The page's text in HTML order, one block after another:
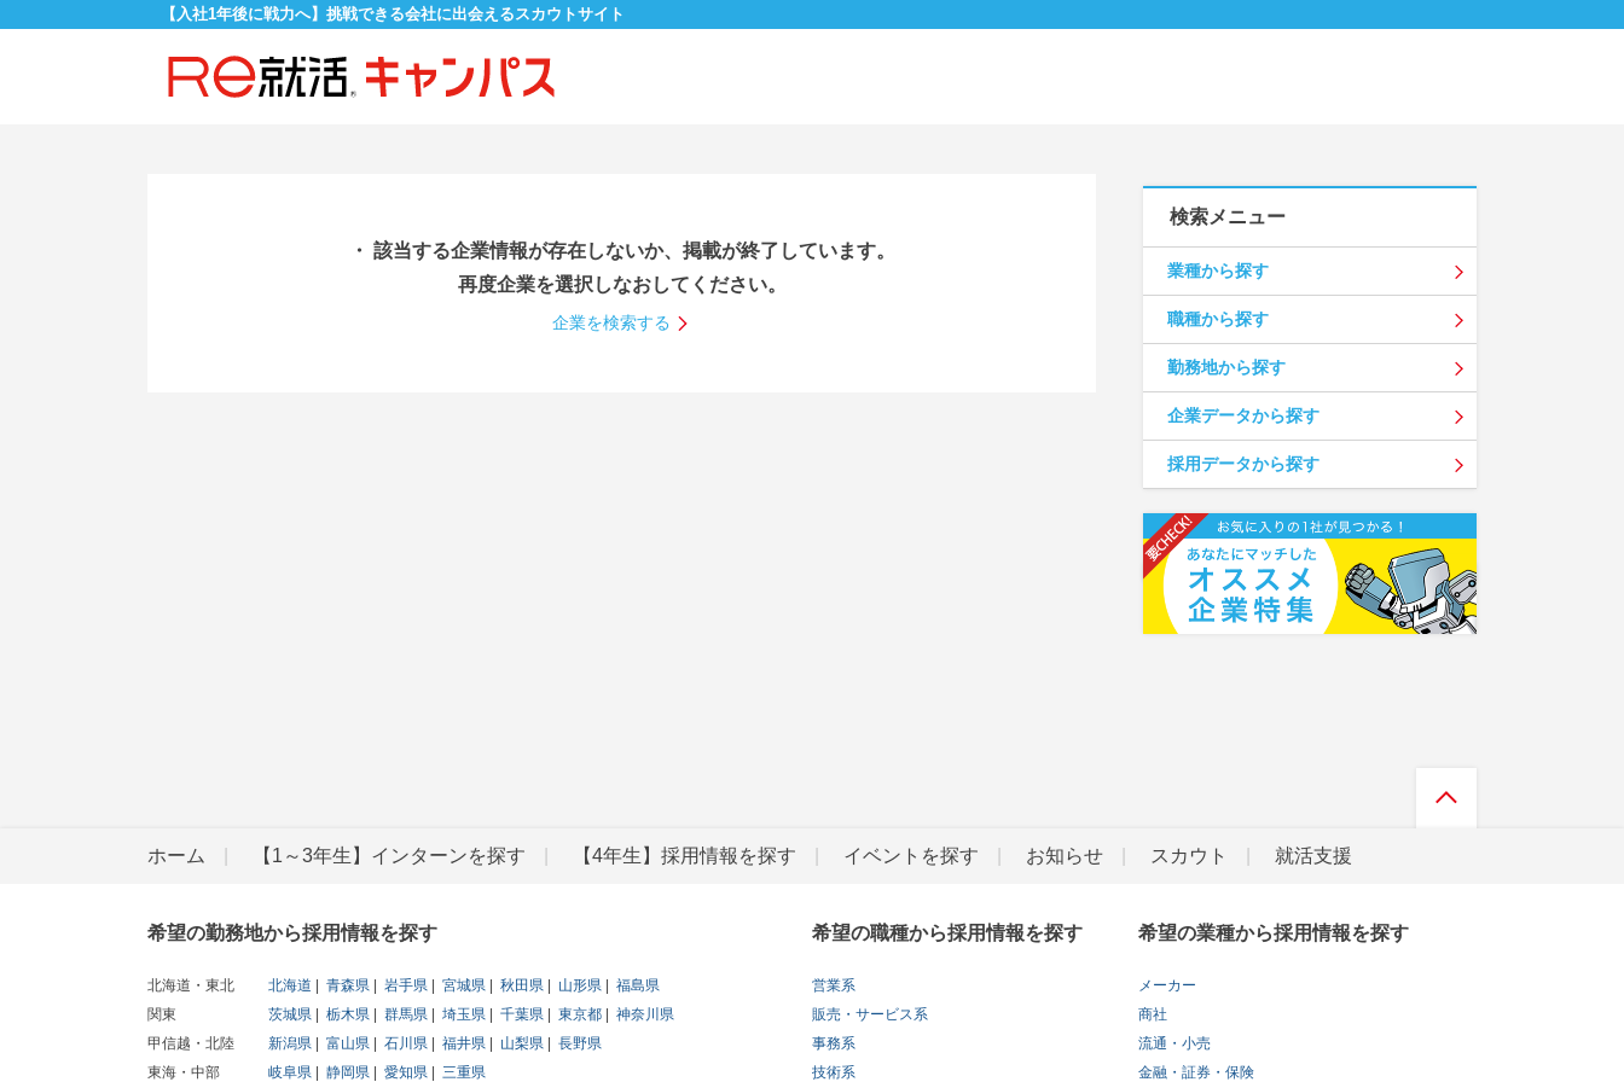
【入社1年後に戦力へ】挑戦できる会社に出会えるスカウトサイト
・ 該当する企業情報が存在しないか、掲載が終了しています。
再度企業を選択しなおしてください。
企業を検索する
検索メニュー
業種から探す
職種から探す
勤務地から探す
企業データから探す
採用データから探す
ホーム 【1～3年生】インターンを探す 【4年生】採用情報を探す イベントを探す お知らせ スカウト 就活支援
希望の勤務地から採用情報を探す
北海道・東北 北海道 青森県 岩手県 宮城県 秋田県 山形県
福島県
関東
茨城県 栃木県 群馬県 埼玉県 千葉県 東京都
神奈川県
甲信越・北陸
新潟県 富山県 石川県 福井県 山梨県
長野県
東海・中部
岐阜県 静岡県 愛知県 三重県
希望の職種から採用情報を探す
営業系
販売・サービス系
事務系
技術系
希望の業種から採用情報を探す
メーカー
商社
流通・小売
金融・証券・保険